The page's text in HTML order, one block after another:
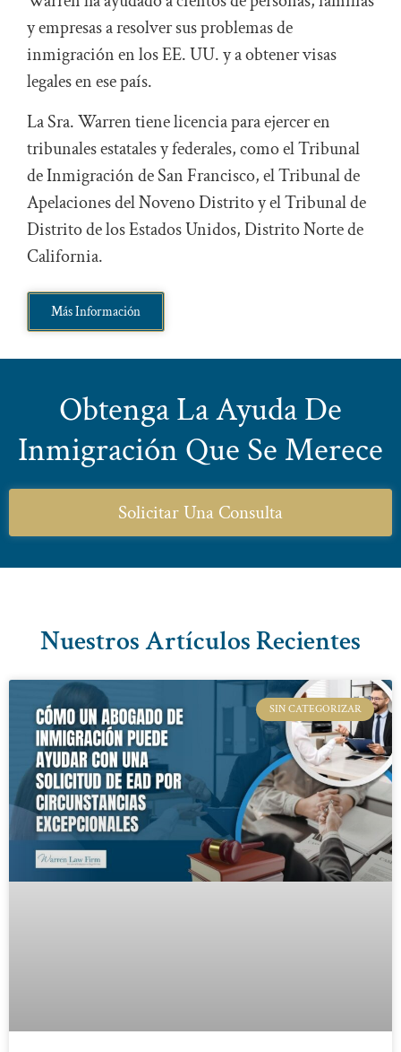
y empresas a resolver sus problemas de
inmigración en los EE. UU. y a obtener visas
legales en ese país.
La Sra. Warren tiene licencia para ejercer en
tribunales estatales y federales, como el Tribunal
de Inmigración de San Francisco, el Tribunal de
Apelaciones del Noveno Distrito y el Tribunal de
Distrito de los Estados Unidos, Distrito Norte de
California.
Más Información
Obtenga La Ayuda De
Inmigración Que Se Merece
Solicitar Una Consulta
Nuestros Artículos Recientes
SIN CATEGORIZAR